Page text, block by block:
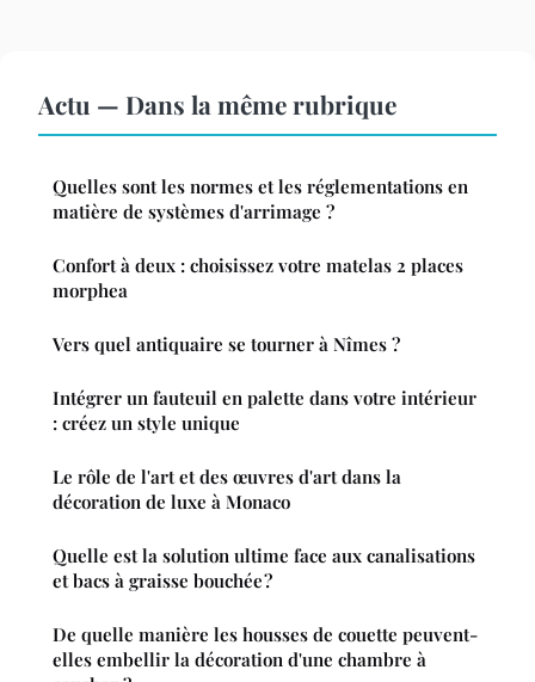
Actu — Dans la même rubrique
Quelles sont les normes et les réglementations en
matière de systèmes d'arrimage ?
Confort à deux : choisissez votre matelas 2 places
morphea
Vers quel antiquaire se tourner à Nîmes ?
Intégrer un fauteuil en palette dans votre intérieur
: créez un style unique
Le rôle de l'art et des œuvres d'art dans la
décoration de luxe à Monaco
Quelle est la solution ultime face aux canalisations
et bacs à graisse bouchée ?
De quelle manière les housses de couette peuvent-
elles embellir la décoration d'une chambre à